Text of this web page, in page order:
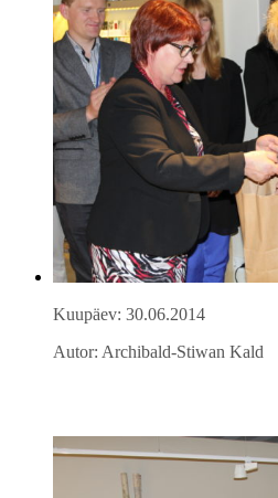
Kuupäev: 30.06.2014
Autor: Archibald-Stiwan Kald